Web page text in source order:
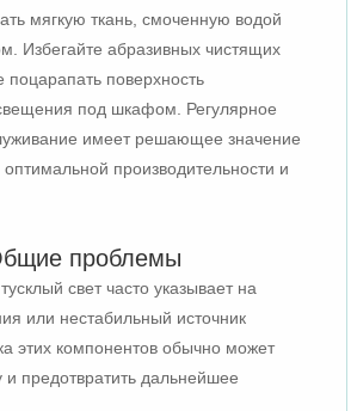
мягкую ткань, смоченную водой
Избегайте абразивных чистящих
поцарапать поверхность
под шкафом. Регулярное
имеет решающее значение
производительности и
проблемы
свет часто указывает на
или нестабильный источник
этих компонентов обычно может
предотвратить дальнейшее